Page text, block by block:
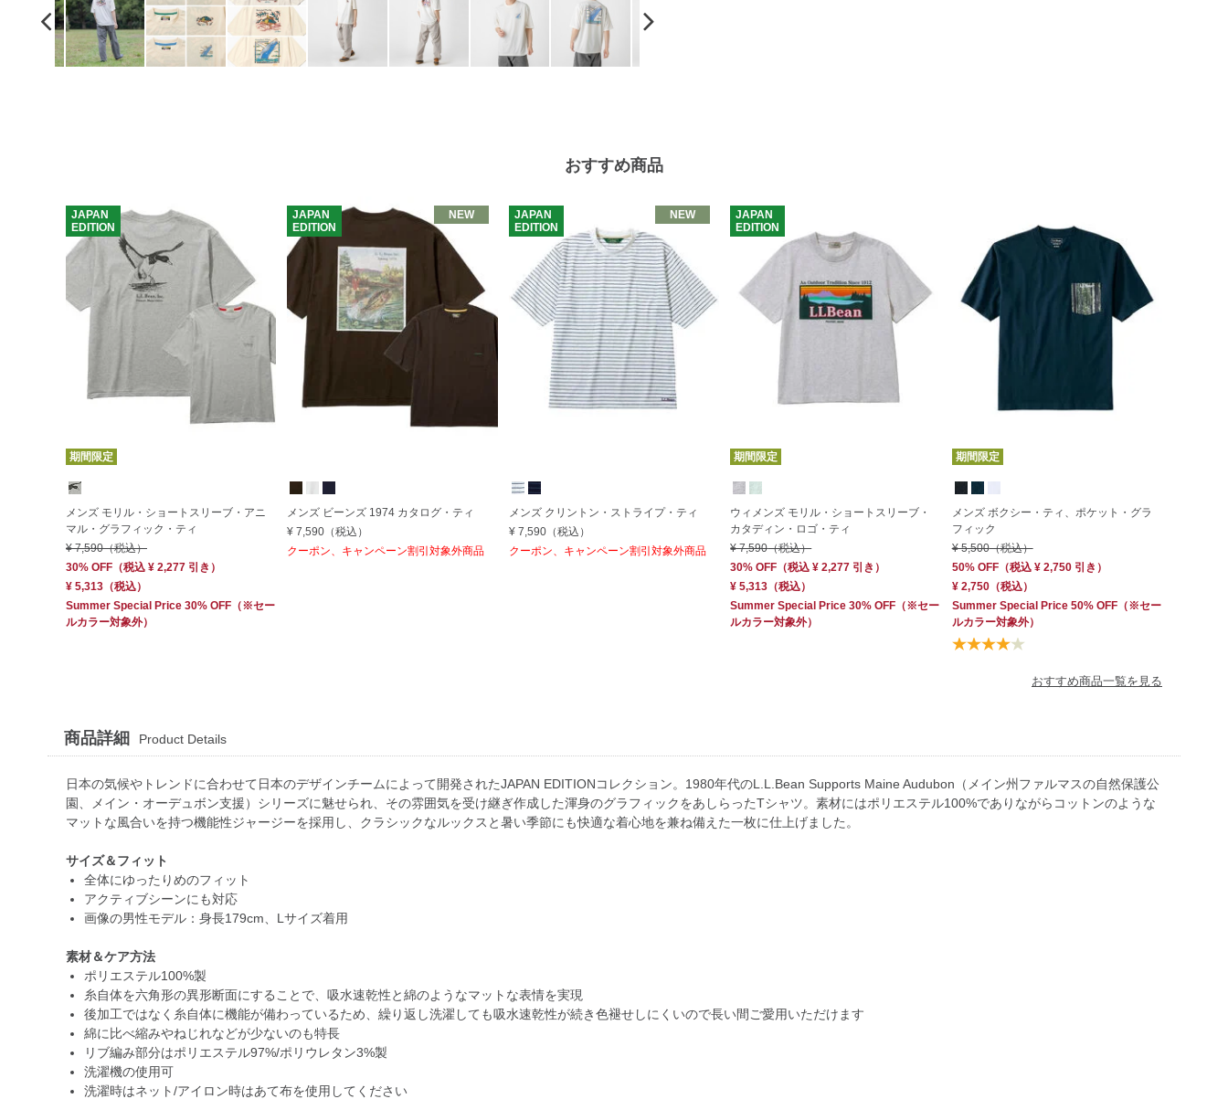
おすすめ商品
JAPAN
EDITION
期間限定
メンズ モリル・ショートスリーブ・アニ
マル・グラフィック・ティ
¥ 7,590（税込）
30% OFF （税込 ¥ 2,277 引き）
¥ 5,313 （税込）
Summer Special Price 30% OFF （※セー
ルカラー対象外）
JAPAN
EDITION
NEW
メンズ ビーンズ 1974 カタログ・ティ
¥ 7,590 （税込）
クーポン、キャンペーン割引対象外商品
JAPAN
EDITION
NEW
メンズ クリントン・ストライプ・ティ
¥ 7,590（税込）
クーポン、キャンペーン割引対象外商品
JAPAN
EDITION
期間限定
ウィメンズ モリル・ショートスリーブ・
カタディン・ロゴ・ティ
¥ 7,590（税込）
30% OFF （税込¥ 2,277 引き）
¥ 5,313 （税込）
Summer Special Price 30% OFF （※セー
ルカラー対象外）
期間限定
メンズ ボクシー・ティ、ポケット・グラ
フィック
¥ 5,500（税込）
50% OFF（税込 ¥ 2,750引き）
¥ 2,750（税込）
Summer Special Price 50% OFF（※セー
ルカラー対象外）
おすすめ商品一覧を見る
商品詳細 Product Details
日本の気候やトレンドに合わせて日本のデザインチームによって開発されたJAPAN EDITIONコレクション。1980年代のL.L.Bean Supports Maine Audubon（メイン州ファルマスの自然保護公
園、メイン・オーデュボン支援）シリーズに魅せられ、その雰囲気を受け継ぎ作成した渾身のグラフィックをあしらったTシャツ。素材にはポリエステル100%でありながらコットンのような
マットな風合いを持つ機能性ジャージーを採用し、クラシックなルックスと暑い季節にも快適な着心地を兼ね備えた一枚に仕上げました。
サイズ＆フィット
全体にゆったりめのフィット
アクティブシーンにも対応
画像の男性モデル：身長179cm、Lサイズ着用
素材＆ケア方法
ポリエステル100%製
糸自体を六角形の異形断面にすることで、吸水速乾性と綿のようなマットな表情を実現
後加工ではなく糸自体に機能が備わっているため、繰り返し洗濯しても吸水速乾性が続き色褪せしにくいので長い間ご愛用いただけます
綿に比べ縮みやねじれなどが少ないのも特長
リブ編み部分はポリエステル97%/ポリウレタン3%製
洗濯機の使用可
洗濯時はネット/アイロン時はあて布を使用してください